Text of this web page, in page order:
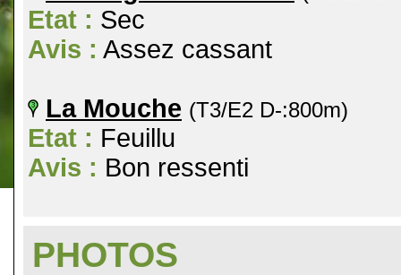
Etat : Sec
Avis : Assez cassant
La Mouche (T3/E2 D-:800m)
Etat : Feuillu
Avis : Bon ressenti
PHOTOS